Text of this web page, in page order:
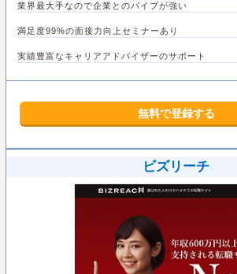
業界最大手なので企業とのパイプが強い
満足度99%の面接力向上セミナーあり
実績豊富なキャリアアドバイザーのサポート
無料で登録する
ビズリーチ